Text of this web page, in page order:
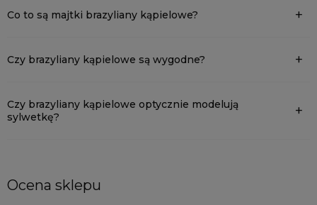
Co to są majtki brazyliany kąpielowe?
Czy brazyliany kąpielowe są wygodne?
Czy brazyliany kąpielowe optycznie modelują
sylwetkę?
Ocena sklepu